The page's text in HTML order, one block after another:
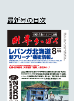
最新号の目次